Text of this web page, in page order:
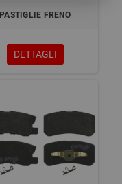
PASTIGLIE FRENO
DETTAGLI